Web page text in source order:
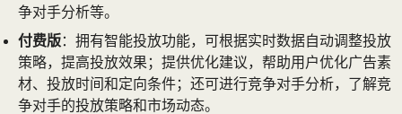
争对手分析等。
付费版：拥有智能投放功能，可根据实时数据自动调整投放
策略，提高投放效果；提供优化建议，帮助用户优化广告素
材、投放时间和定向条件；还可进行竞争对手分析，了解竞
争对手的投放策略和市场动态。